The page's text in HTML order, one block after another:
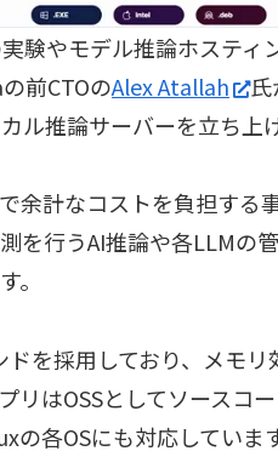
験やモデル推論ホスティ
前CTOのAlex Atallah 氏
ル推論サーバーを立ち上
余計なコストを負担する
を行うAI推論や各LLMの
。
を採用しており、メモ
リはOSSとしてソースコー
の各OSにも対応していま